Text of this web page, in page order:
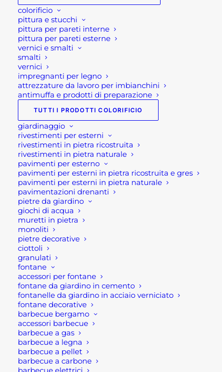
colorificio
pittura e stucchi
pittura per pareti interne
pittura per pareti esterne
vernici e smalti
smalti
vernici
impregnanti per legno
attrezzature da lavoro per imbianchini
antimuffa e prodotti di preparazione
TUTTI I PRODOTTI COLORIFICIO
giardinaggio
rivestimenti per esterni
rivestimenti in pietra ricostruita
rivestimenti in pietra naturale
pavimenti per esterno
pavimenti per esterni in pietra ricostruita e gres
pavimenti per esterni in pietra naturale
pavimentazioni drenanti
pietre da giardino
giochi di acqua
muretti in pietra
monoliti
pietre decorative
ciottoli
granulati
fontane
accessori per fontane
fontane da giardino in cemento
fontanelle da giardino in acciaio verniciato
fontane decorative
barbecue bergamo
accessori barbecue
barbecue a gas
barbecue a legna
barbecue a pellet
barbecue a carbone
Automaticamente i residui di cibo rimasti
bruceranno immediatamente!
Prevenzione: spennellare la
griglia del bbq con olio
vegetale
Un antico motto recita: “prevenire è meglio che
curare”. Lo stesso principio possiamo applicarlo
alla manutenzione del prezioso bbq. Infatti, per
agire preventivamente ed per facilitare la pulizia
della griglia, basta spazzolare la griglia con olio
vegetale prima di grigliare. In questo modo, si
evita che i residui di cibo si attacchino alla piastra.
Ma non solo, è un ottimo rimedio per proteggere
la piastra dalla ruggine.
Lo stesso principio funziona anche utilizzando una
patata. Occorre tagliare la patata cruda a metà e
bucherellarla con una forchetta. Successivamente,
strofinarla sulla griglia calda e iniziare la cottura.
Infatti, l’amido contenuto nella patata crea un
strato antiaderente che facilità la detersione
successiva.
NB: è molto importante che la tua griglia sia calda
quando inizi a pulirla, in modo che lo sporco si
rimuova più facilmente!